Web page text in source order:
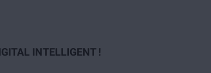
INTELLIGENT !